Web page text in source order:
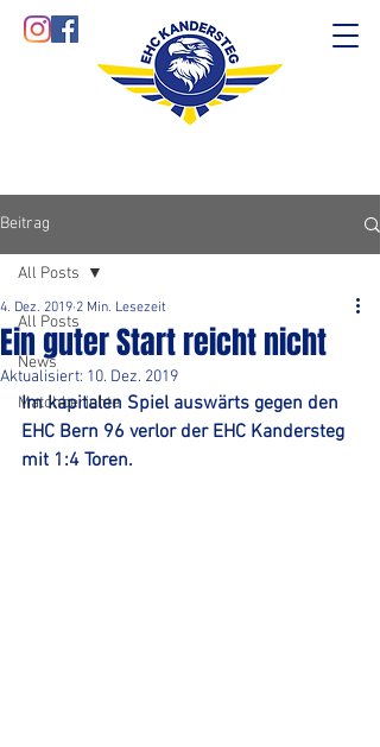
Beitrag
All Posts
News
Matchberichte
All Posts
Ein guter Start reicht nicht
4. Dez. 2019 2 Min. Lesezeit
Aktualisiert: 10. Dez. 2019
Im kapitalen Spiel auswärts gegen den
EHC Bern 96 verlor der EHC Kandersteg
mit 1:4 Toren.